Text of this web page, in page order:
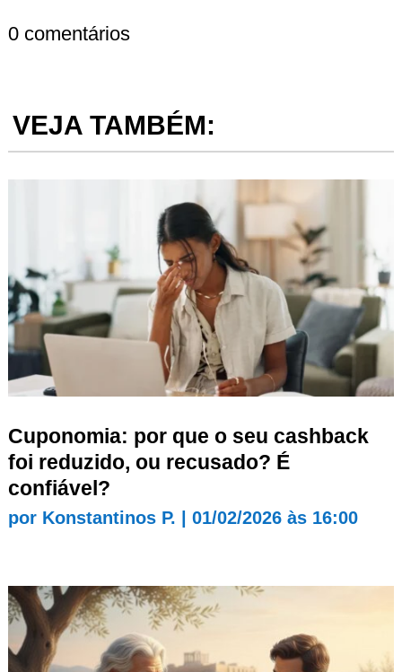
0 comentários
VEJA TAMBÉM:
Cuponomia: por que o seu cashback
foi reduzido, ou recusado? É
confiável?
por Konstantinos P. 01/02/2026 às 16:00